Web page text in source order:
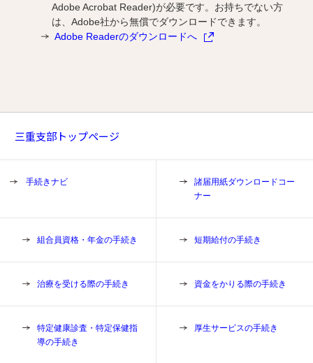
Adobe Acrobat Reader)が必要です。お持ちでない方
は、Adobe社から無償でダウンロードできます。
Adobe Readerのダウンロードへ
三重支部トップページ
手続きナビ
諸届用紙ダウンロードコー
ナー
組合員資格・年金の手続き 短期給付の手続き
治療を受ける際の手続き 資金をかりる際の手続き
特定健康診査・特定保健指
導の手続き
厚生サービスの手続き